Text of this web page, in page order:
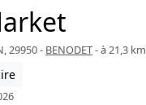
29950 - BENODET- à 21,3 km